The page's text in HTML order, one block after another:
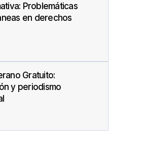
Problemáticas
en derechos
Gratuito:
y periodismo